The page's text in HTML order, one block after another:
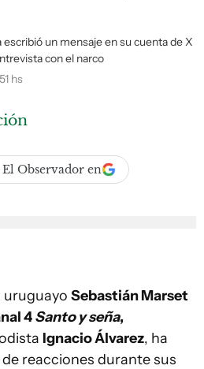
un mensaje en su cuenta de X
con el narco
hs
Observador en
uruguayo Sebastián Marset
4Santo y seña,
Ignacio Álvarez, ha
reacciones durante sus